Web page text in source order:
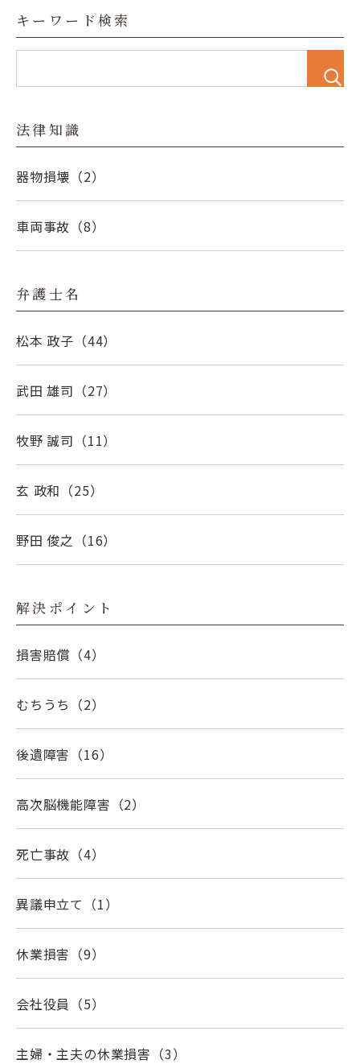
キーワード検索
法律知識
器物損壊 （2）
車両事故 （8）
弁護士名
松本 政子 （44）
武田 雄司 （27）
牧野 誠司 （11）
玄 政和 （25）
野田 俊之 （16）
解決ポイント
損害賠償 （4）
むちうち （2）
後遺障害 （16）
高次脳機能障害 （2）
死亡事故 （4）
異議申立て （1）
休業損害 （9）
会社役員 （5）
主婦・主夫の休業損害 （3）